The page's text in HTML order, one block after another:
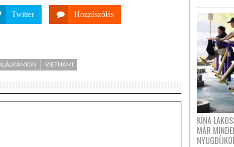
Twitter Hozzászólás
VIETNAMI
KÍNA
MÁR